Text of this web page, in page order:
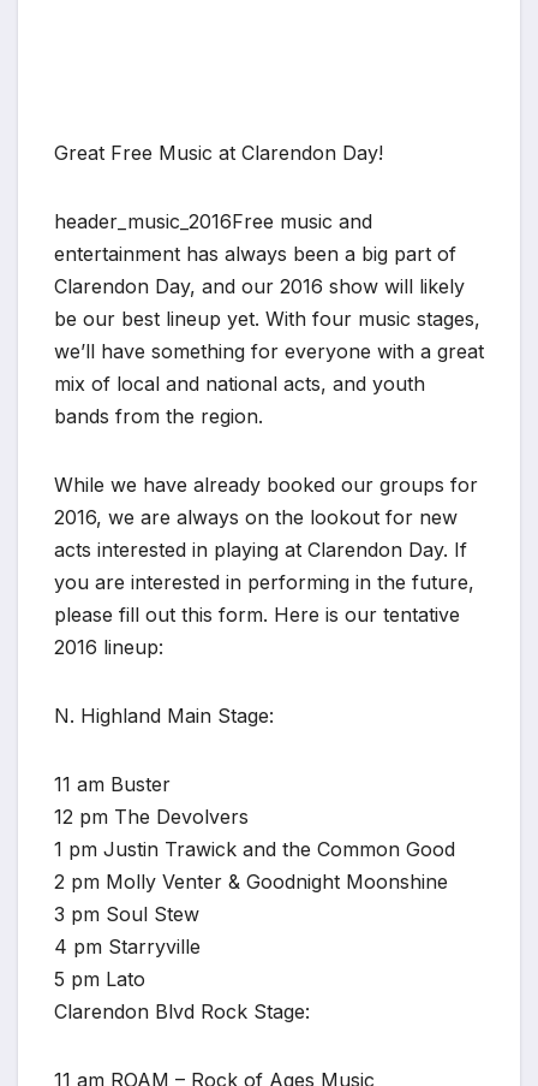
Great Free Music at Clarendon Day!
header_music_2016Free music and
entertainment has always been a big part of
Clarendon Day, and our 2016 show will likely
be our best lineup yet. With four music stages,
we’ll have something for everyone with a great
mix of local and national acts, and youth
bands from the region.
While we have already booked our groups for
2016, we are always on the lookout for new
acts interested in playing at Clarendon Day. If
you are interested in performing in the future,
please fill out this form. Here is our tentative
2016 lineup:
N. Highland Main Stage:
11 am Buster
12 pm The Devolvers
1 pm Justin Trawick and the Common Good
2 pm Molly Venter & Goodnight Moonshine
3 pm Soul Stew
4 pm Starryville
5 pm Lato
Clarendon Blvd Rock Stage:
11 am ROAM – Rock of Ages Music